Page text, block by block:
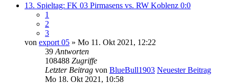
13. Spieltag: FK 03 Pirmasens vs. RW Koblenz 0:0
1
2
3
von export 05 » Mo 11. Okt 2021, 12:22
39 Antworten
108488 Zugriffe
Letzter Beitrag von BlueBull1903 Neuester Beitrag
Mo 18. Okt 2021, 10:58